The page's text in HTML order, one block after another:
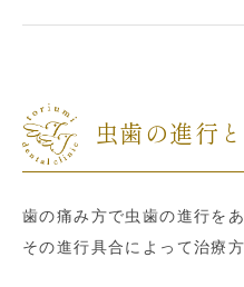
虫歯の進行
歯の痛み方で虫歯の進行を
その進行具合によって治療